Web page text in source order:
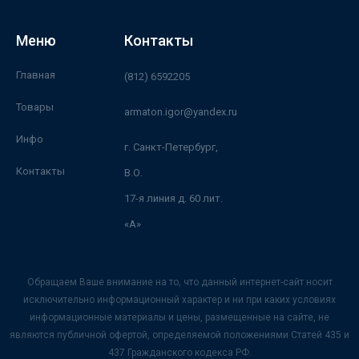
Меню
Главная
Товары
Инфо
Контакты
Контакты
(812) 6592205
armaton.igor@yandex.ru
г. Санкт-Петербург,
В.О.
17-я линия д. 60 лит.
«А»
Обращаем Ваше внимание на то, что данный интернет-сайт носит
исключительно информационный характер и ни при каких условиях
информационные материалы и цены, размещенные на сайте, не
являются публичной офертой, определяемой положениями Статей 435 и
437 Гражданского кодекса РФ.